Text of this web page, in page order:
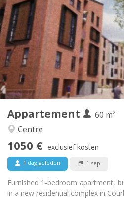
Appartement
60 m²
Centre
1050 € exclusief kosten
1 dag geleden 1 sep
Furnished 1-bedroom apartment,
in a new residential complex in
12 maanden, 3-4